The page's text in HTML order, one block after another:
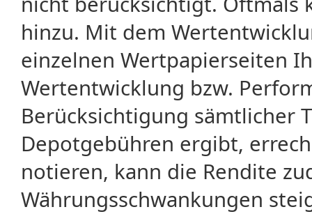
hinzu. Mit dem
einzelnen Wertpapierseiten
Wertentwicklung bzw.
Berücksichtigung sämtlicher
Depotgebühren ergibt,
notieren, kann die Rendite
Währungsschwankungen